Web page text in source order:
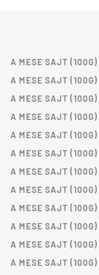
A MESE SAJT (100G)
A MESE SAJT (100G)
A MESE SAJT (100G)
A MESE SAJT (100G)
A MESE SAJT (100G)
A MESE SAJT (100G)
A MESE SAJT (100G)
A MESE SAJT (100G)
A MESE SAJT (100G)
A MESE SAJT (100G)
A MESE SAJT (100G)
A MESE SAJT (100G)